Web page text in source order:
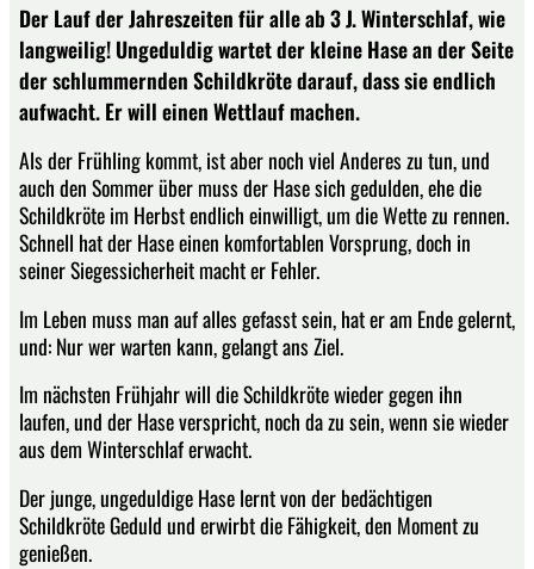
Der Lauf der Jahreszeiten für alle ab 3 J. Winterschlaf, wie
langweilig! Ungeduldig wartet der kleine Hase an der Seite
der schlummernden Schildkröte darauf, dass sie endlich
aufwacht. Er will einen Wettlauf machen.
Als der Frühling kommt, ist aber noch viel Anderes zu tun, und
auch den Sommer über muss der Hase sich gedulden, ehe die
Schildkröte im Herbst endlich einwilligt, um die Wette zu rennen.
Schnell hat der Hase einen komfortablen Vorsprung, doch in
seiner Siegessicherheit macht er Fehler.
Im Leben muss man auf alles gefasst sein, hat er am Ende gelernt,
und: Nur wer warten kann, gelangt ans Ziel.
Im nächsten Frühjahr will die Schildkröte wieder gegen ihn
laufen, und der Hase verspricht, noch da zu sein, wenn sie wieder
aus dem Winterschlaf erwacht.
Der junge, ungeduldige Hase lernt von der bedächtigen
Schildkröte Geduld und erwirbt die Fähigkeit, den Moment zu
genießen.